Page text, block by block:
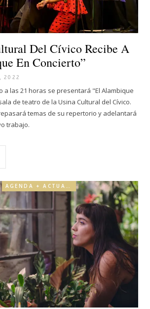
Del Cívico Recibe A
En Concierto”
2022
a las 21 horas se presentará "El Alambique
de teatro de la Usina Cultural del Cívico.
temas de su repertorio y adelantará
trabajo.